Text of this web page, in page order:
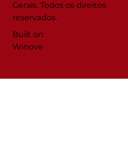
Gerais. Todos os direitos
reservados.
Built on
Winove